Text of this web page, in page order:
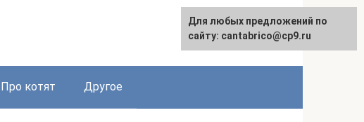
English
Про котят Другое
Для любых предложений по
сайту: cantabrico@cp9.ru